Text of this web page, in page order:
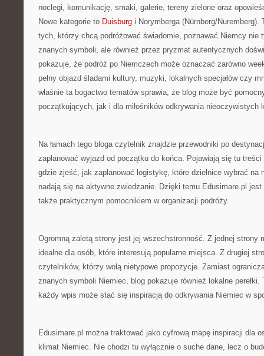
noclegi, komunikację, smaki, galerie, tereny zielone oraz
Nowe kategorie to Duisburg i Norymberga (Nürnberg/Nuremberg).
tych, którzy chcą podróżować świadomie, poznawać Niemcy nie
znanych symboli, ale również przez pryzmat autentycznych
pokazuje, że podróż po Niemczech może oznaczać zarówno
pełny objazd śladami kultury, muzyki, lokalnych specjałów czy
właśnie ta bogactwo tematów sprawia, że blog może być
początkujących, jak i dla miłośników odkrywania nieoczywistych
Na łamach tego bloga czytelnik znajdzie przewodniki po
zaplanować wyjazd od początku do końca. Pojawiają się tu
gdzie zjeść, jak zaplanować logistykę, które dzielnice wybrać na
nadają się na aktywne zwiedzanie. Dzięki temu Edusimare.pl jest
także praktycznym pomocnikiem w organizacji podróży.
Ogromną zaletą strony jest jej wszechstronność. Z jednej strony
idealne dla osób, które interesują popularne miejsca. Z drugiej
czytelników, którzy wolą nietypowe propozycje. Zamiast
znanych symboli Niemiec, blog pokazuje również lokalne perełki.
każdy wpis może stać się inspiracją do odkrywania Niemiec w
Edusimare.pl można traktować jako cyfrową mapę inspiracji dla
klimat Niemiec. Nie chodzi tu wyłącznie o suche dane, lecz o